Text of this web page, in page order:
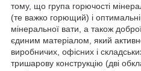
тому, що група горючості
(те важко горющий) і
мінеральної вати, а також доброї
єдиним матеріалом, який
виробничих, офісних і
тришарову конструкцію (дві